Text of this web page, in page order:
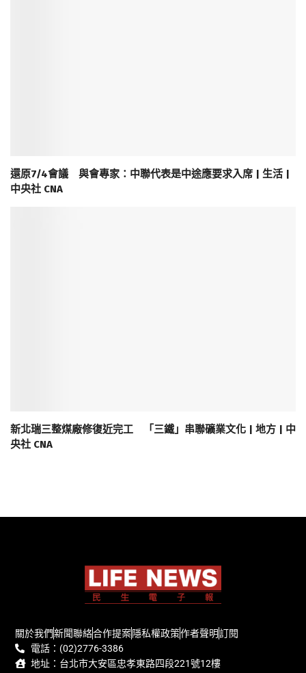
還原7/4會議 與會專家：中聯代表是中途應要求入席 | 生活 |
中央社 CNA
新北瑞三整煤廠修復近完工 「三鐵」串聯礦業文化 | 地方 | 中
央社 CNA
關於我們新聞聯絡合作提案隱私權政策作者聲明訂閱
電話：(02)2776-3386
地址：台北市大安區忠孝東路四段221號12樓